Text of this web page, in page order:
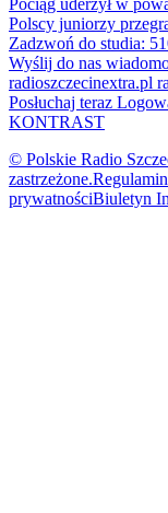
Pociąg uderzył w
Polscy juniorzy
Zadzwoń do studia:
Wyślij do nas
radioszczecinextra.pl
Posłuchaj teraz
KONTRAST
© Polskie Radio
zastrzeżone.
prywatnościBiuletyn